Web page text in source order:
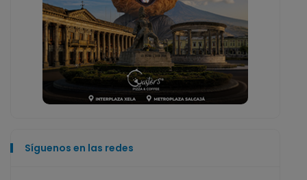
Síguenos en las redes